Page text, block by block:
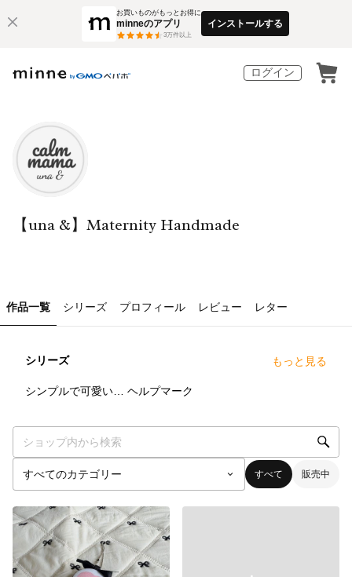
お買いものがもっとお得に
minneのアプリ
3万件以上
インストールする
ログイン
【una &】Maternity Handmade
作品一覧 シリーズ プロフィール レビュー レター
シリーズ もっと見る
ヘルプマーク
すべて 販売中